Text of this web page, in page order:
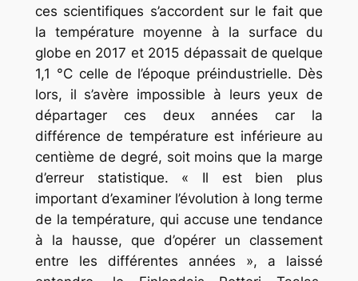
ces scientifiques s’accordent sur le fait que
la température moyenne à la surface du
globe en 2017 et 2015 dépassait de quelque
1,1 °C celle de l’époque préindustrielle. Dès
lors, il s’avère impossible à leurs yeux de
départager ces deux années car la
différence de température est inférieure au
centième de degré, soit moins que la marge
d’erreur statistique. « Il est bien plus
important d’examiner l’évolution à long terme
de la température, qui accuse une tendance
à la hausse, que d’opérer un classement
entre les différentes années », a laissé